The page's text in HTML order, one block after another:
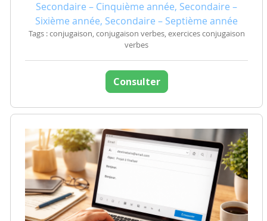
Secondaire – Cinquième année, Secondaire –
Sixième année, Secondaire – Septième année
Tags : conjugaison, conjugaison verbes, exercices conjugaison
verbes
Consulter